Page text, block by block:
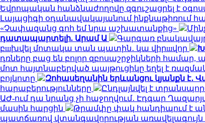
Եվրոպական հանձնաժողովը զգուշացրել է
Լայպցիգի օդանավակայանում ինքնաթիռում
«Չափազանց գոհ եմ նրա աշխատանքից»
դատապարտելի. Արամ Ա
Գարգառ
բшխվել մոտակա տան պատին․ կա վիրшվոր
դռները բաց են բոլոր զբոսաշրջիկների
մոտ հայտնաբերված պայթուցիկը եղել է
բոյկոտը
Զոհասեղանին երևանցու կյանքն է․
հարաբերությունները
Ընդլայնվել է
ԱԺ-ում դա նրանց չի հաջողվում․ Էդգար
մասին հարցին
Թրամփը փակ հանդիպում է
պատճառով վտանգավորության